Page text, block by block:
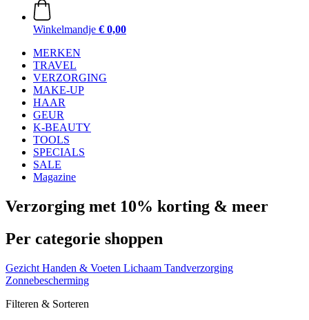
Winkelmandje € 0,00
MERKEN
TRAVEL
VERZORGING
MAKE-UP
HAAR
GEUR
K-BEAUTY
TOOLS
SPECIALS
SALE
Magazine
Verzorging met 10% korting & meer
Per categorie shoppen
Gezicht Handen & Voeten Lichaam Tandverzorging
Zonnebescherming
Filteren & Sorteren